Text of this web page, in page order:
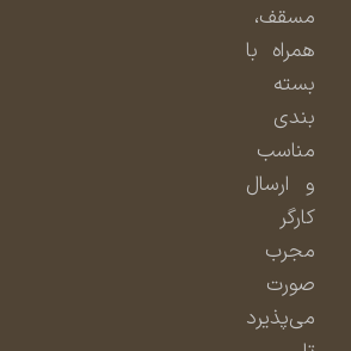
مسقف،
همراه با
بسته
بندی
مناسب
و ارسال
مجرب
صورت
می‌پذیرد